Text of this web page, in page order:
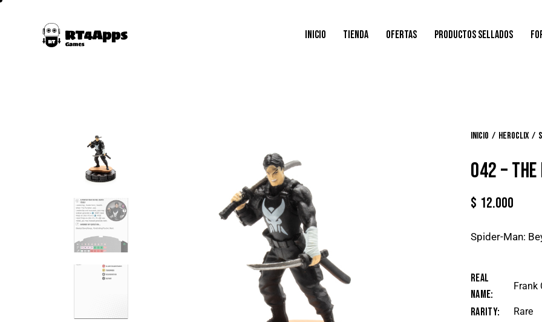
INICIO TIENDA OFERTAS PRODUCTOS SELLADOS
Inicio Heroclix
042 – THE
$ 12.000
Spider-Man:
Real
Name
Frank
Rarity Rare